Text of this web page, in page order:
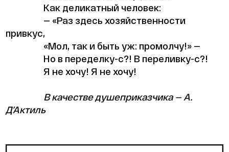
Как деликатный человек:
— «Раз здесь хозяйственности
привкус,
«Мол, так и быть уж: промолчу!» —
Но в переделку-с?! В переливку-с?!
Я не хочу! Я не хочу!
В качестве душеприказчика — А.
Д’Актиль